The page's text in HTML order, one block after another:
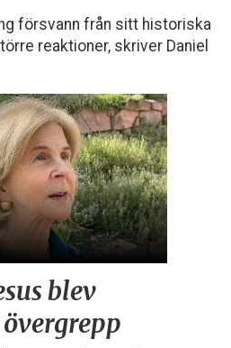
försvann från sitt histo­riska
reaktioner, skriver Daniel
blev